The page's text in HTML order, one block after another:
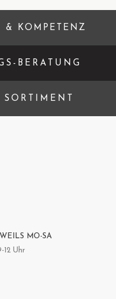
& KOMPETENZ
BERATUNG
SORTIMENT
MO-SA
12 Uhr